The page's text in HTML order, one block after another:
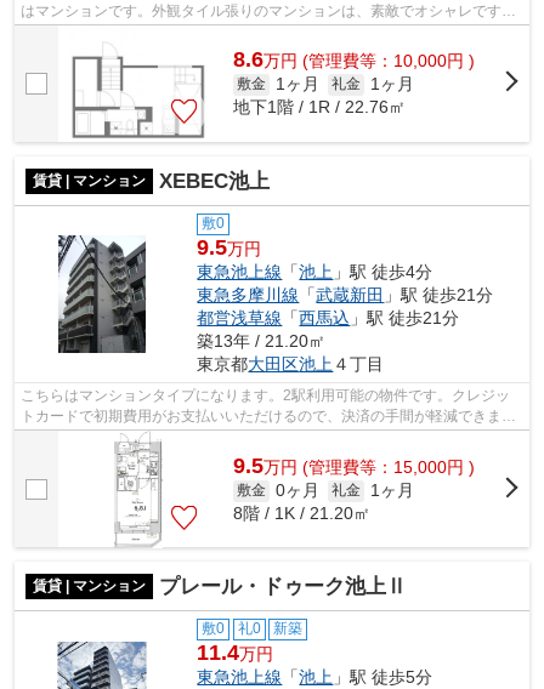
はマンションです。外観タイル張りのマンションは、素敵でオシャレです。
駅から徒歩6分のマンションで、電車で...
8.6万円 (管理費等：10,000円 )
敷金 1ヶ月 礼金
1ヶ月
地下1階 / 1R / 22.76㎡
賃貸 | マンション XEBEC池上
敷0
9.5万円
東急池上線 「池上 」駅 徒歩4分
東急多摩川線 「武蔵新田 」駅 徒歩21分
都営浅草線 「西馬込 」駅 徒歩21分
築13年 / 21.20㎡
東京都大田区池上 ４丁目
こちらはマンションタイプになります。2駅利用可能の物件です。クレジッ
トカードで初期費用がお支払いいただけるので、決済の手間が軽減できま
す。駅まで4分と、駅近でアクセスも良好...
9.5万円 (管理費等：15,000円 )
敷金 0ヶ月 礼金
1ヶ月
8階 / 1K / 21.20㎡
賃貸 | マンション プレール・ドゥーク池上Ⅱ
敷0 礼0 新築
11.4万円
東急池上線 「池上 」駅 徒歩5分